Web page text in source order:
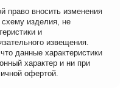
право вносить изменения
изделия, не
и
извещения.
данные характеристики
характер и ни при
офертой.